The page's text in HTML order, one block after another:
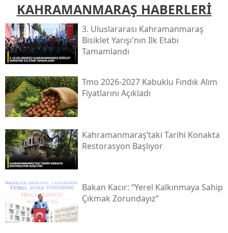
KAHRAMANMARAŞ HABERLERİ
3. Uluslararası Kahramanmaraş
Bisiklet Yarışı'nın Ilk Etabı
Tamamlandı
Tmo 2026-2027 Kabuklu Fındık Alım
Fiyatlarını Açıkladı
Kahramanmaraş’taki Tarihi Konakta
Restorasyon Başlıyor
Bakan Kacır: “yerel Kalkınmaya Sahip
Çıkmak Zorundayız”